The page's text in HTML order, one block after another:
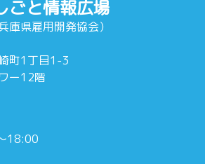
ごと情報広場
庫県雇用開発協会）
町1丁目1-3
ー12階